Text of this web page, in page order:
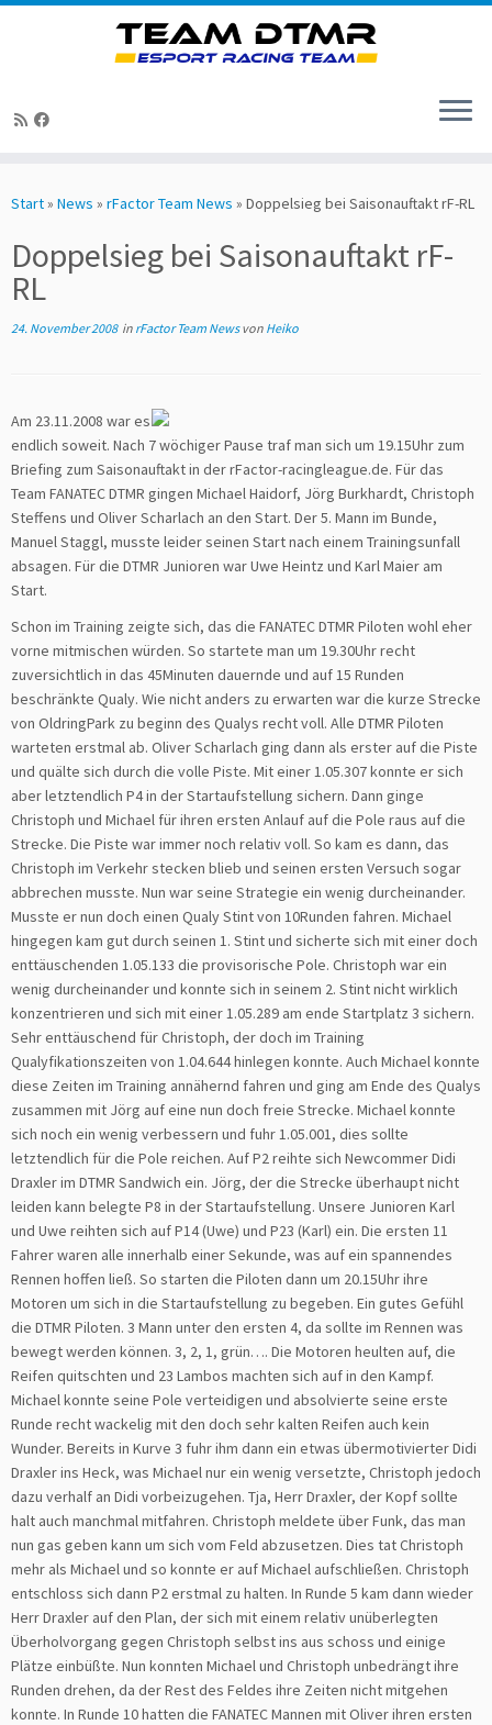
Inhalt
Start» News » rFactor Team News » Doppelsieg bei Saisonauftakt rF-RL
Doppelsieg bei Saisonauftakt rF-
RL
24. November 2008in rFactor Team Newsvon Heiko
Am 23.11.2008 war es
endlich soweit. Nach 7 wöchiger Pause traf man sich um 19.15Uhr zum
Briefing zum Saisonauftakt in der rFactor-racingleague.de. Für das
Team FANATEC DTMR gingen Michael Haidorf, Jörg Burkhardt, Christoph
Steffens und Oliver Scharlach an den Start. Der 5. Mann im Bunde,
Manuel Staggl, musste leider seinen Start nach einem Trainingsunfall
absagen. Für die DTMR Junioren war Uwe Heintz und Karl Maier am
Start.
Schon im Training zeigte sich, das die FANATEC DTMR Piloten wohl eher
vorne mitmischen würden. So startete man um 19.30Uhr recht
zuversichtlich in das 45Minuten dauernde und auf 15 Runden
beschränkte Qualy. Wie nicht anders zu erwarten war die kurze Strecke
von OldringPark zu beginn des Qualys recht voll. Alle DTMR Piloten
warteten erstmal ab. Oliver Scharlach ging dann als erster auf die Piste
und quälte sich durch die volle Piste. Mit einer 1.05.307 konnte er sich
aber letztendlich P4 in der Startaufstellung sichern. Dann ginge
Christoph und Michael für ihren ersten Anlauf auf die Pole raus auf die
Strecke. Die Piste war immer noch relativ voll. So kam es dann, das
Christoph im Verkehr stecken blieb und seinen ersten Versuch sogar
abbrechen musste. Nun war seine Strategie ein wenig durcheinander.
Musste er nun doch einen Qualy Stint von 10Runden fahren. Michael
hingegen kam gut durch seinen 1. Stint und sicherte sich mit einer doch
enttäuschenden 1.05.133 die provisorische Pole. Christoph war ein
wenig durcheinander und konnte sich in seinem 2. Stint nicht wirklich
konzentrieren und sich mit einer 1.05.289 am ende Startplatz 3 sichern.
Sehr enttäuschend für Christoph, der doch im Training
Qualyfikationszeiten von 1.04.644 hinlegen konnte. Auch Michael konnte
diese Zeiten im Training annähernd fahren und ging am Ende des Qualys
zusammen mit Jörg auf eine nun doch freie Strecke. Michael konnte
sich noch ein wenig verbessern und fuhr 1.05.001, dies sollte
letztendlich für die Pole reichen. Auf P2 reihte sich Newcommer Didi
Draxler im DTMR Sandwich ein. Jörg, der die Strecke überhaupt nicht
leiden kann belegte P8 in der Startaufstellung. Unsere Junioren Karl
und Uwe reihten sich auf P14 (Uwe) und P23 (Karl) ein. Die ersten 11
Fahrer waren alle innerhalb einer Sekunde, was auf ein spannendes
Rennen hoffen ließ. So starten die Piloten dann um 20.15Uhr ihre
Motoren um sich in die Startaufstellung zu begeben. Ein gutes Gefühl
die DTMR Piloten. 3 Mann unter den ersten 4, da sollte im Rennen was
bewegt werden können. 3, 2, 1, grün…. Die Motoren heulten auf, die
Reifen quitschten und 23 Lambos machten sich auf in den Kampf.
Michael konnte seine Pole verteidigen und absolvierte seine erste
Runde recht wackelig mit den doch sehr kalten Reifen auch kein
Wunder. Bereits in Kurve 3 fuhr ihm dann ein etwas übermotivierter Didi
Draxler ins Heck, was Michael nur ein wenig versetzte, Christoph jedoch
dazu verhalf an Didi vorbeizugehen. Tja, Herr Draxler, der Kopf sollte
halt auch manchmal mitfahren. Christoph meldete über Funk, das man
nun gas geben kann um sich vom Feld abzusetzen. Dies tat Christoph
mehr als Michael und so konnte er auf Michael aufschließen. Christoph
entschloss sich dann P2 erstmal zu halten. In Runde 5 kam dann wieder
Herr Draxler auf den Plan, der sich mit einem relativ unüberlegten
Überholvorgang gegen Christoph selbst ins aus schoss und einige
Plätze einbüßte. Nun konnten Michael und Christoph unbedrängt ihre
Runden drehen, da der Rest des Feldes ihre Zeiten nicht mitgehen
konnte. In Runde 10 hatten die FANATEC Mannen mit Oliver ihren ersten